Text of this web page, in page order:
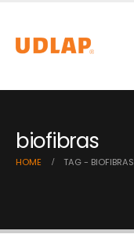
biofibras
HOME TAG - BIOFIBRAS